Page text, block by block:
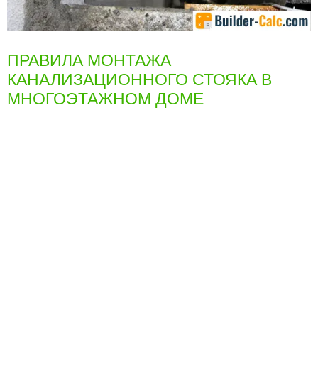
ПРАВИЛА МОНТАЖА
КАНАЛИЗАЦИОННОГО СТОЯКА В
МНОГОЭТАЖНОМ ДОМЕ